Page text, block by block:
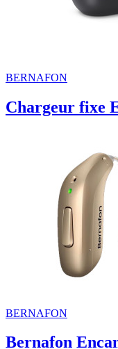
BERNAFON
Chargeur fixe
BERNAFON
Bernafon